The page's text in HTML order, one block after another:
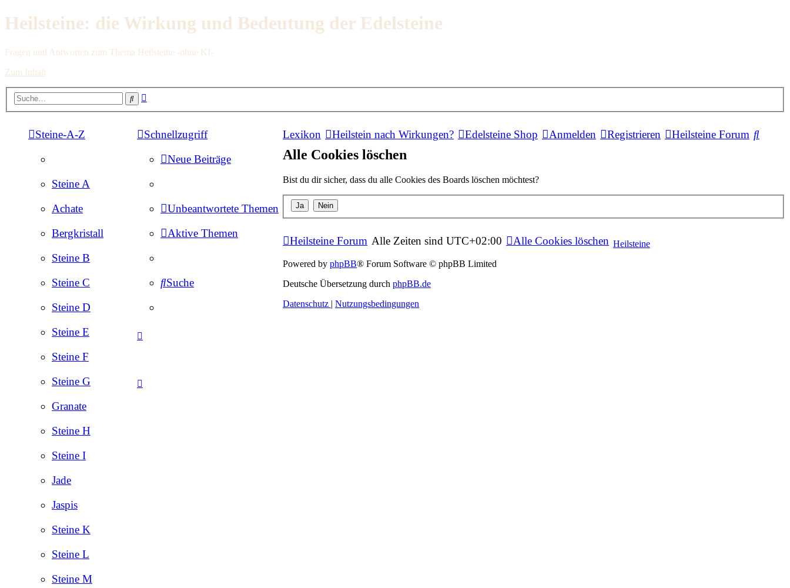
Heilsteine: die Wirkung und Bedeutung der Edelsteine
Fragen und Antworten zum Thema Heilsteine -ohne KI-
Zum Inhalt
Suche
Steine-A-Z
Steine A
Achate
Bergkristall
Steine B
Steine C
Steine D
Steine E
Steine F
Steine G
Granate
Steine H
Steine I
Jade
Jaspis
Steine K
Steine L
Steine M
Schnellzugriff
Neue Beiträge
Unbeantwortete Themen
Aktive Themen
Suche
Lexikon Heilstein nach Wirkungen? Edelsteine Shop Anmelden Registrieren Heilsteine Forum
Alle Cookies löschen
Bist du dir sicher, dass du alle Cookies des Boards löschen möchtest?
Heilsteine Forum Alle Zeiten sind UTC+02:00 Alle Cookies löschen Heilsteine
Powered by phpBB® Forum Software © phpBB Limited
Deutsche Übersetzung durch phpBB.de
Datenschutz | Nutzungsbedingungen